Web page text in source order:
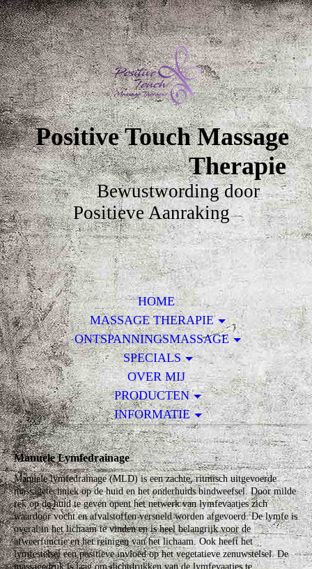
Positive Touch Massage
Therapie
Bewustwording door
Positieve Aanraking
HOME
MASSAGE THERAPIE
ONTSPANNINGSMASSAGE
SPECIALS
OVER MIJ
PRODUCTEN
INFORMATIE
Manuele Lymfedrainage
Manuele lymfedrainage (MLD) is een zachte, ritmisch uitgevoerde
massagetechniek op de huid en het onderhuids bindweefsel. Door milde
rek op de huid te geven opent het netwerk van lymfevaatjes zich
waardoor vocht en afvalstoffen versneld worden afgevoerd. De lymfe is
overal in het lichaam te vinden en is heel belangrijk voor de
afweerfunctie en het reinigen van het lichaam. Ook heeft het
lymfestelsel een positieve invloed op het vegetatieve zenuwstelsel. De
massagedruk is laag om dichtdrukken van de lymfevaatjes te